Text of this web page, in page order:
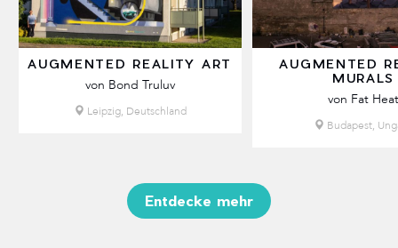
AUGMENTED REALITY ART
von Bond Truluv
Leipzig, Deutschland
AUGMENTED
MURALS
von Fat Heat
Budapest,
Entdecke mehr